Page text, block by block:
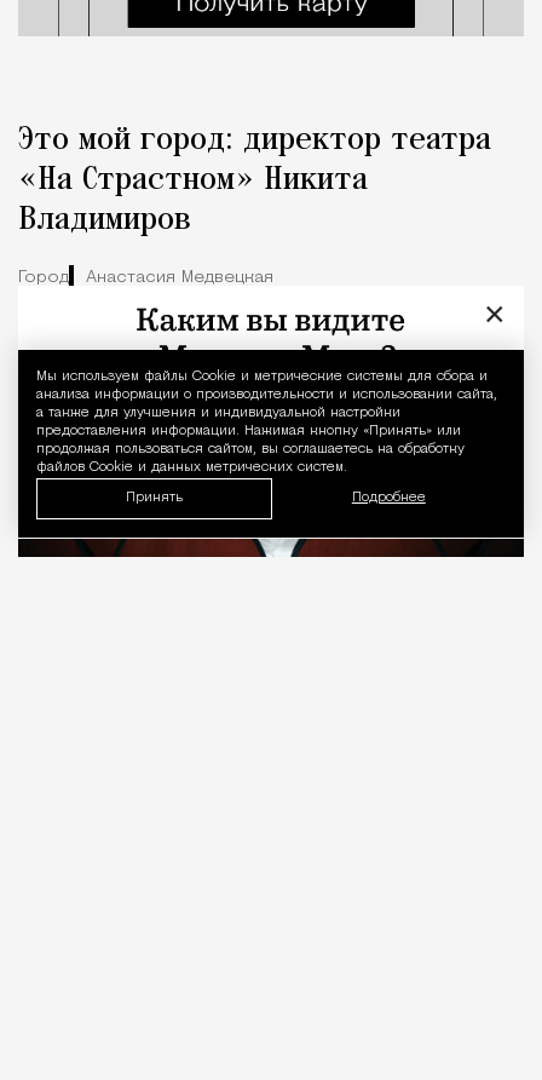
Уведомление
Мы используем файлы Сookie и метрические системы для сбора и
анализа информации о производительности и использовании сайта,
а также для улучшения и индивидуальной настройки
предоставления информации. Нажимая кнопку «Принять» или
продолжая пользоваться сайтом, вы соглашаетесь на обработку
файлов Cookie и данных метрических систем.
Принять Подробнее
Это мой город: директор театра
«На Страстном» Никита
Владимиров
Город Анастасия Медвецкая
×